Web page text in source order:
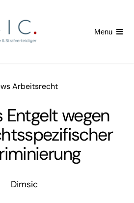
Menu
Arbeitsrecht
erhalten
News
Arbeitsrecht
Entgelt wegen
Dimsic